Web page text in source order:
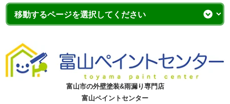
富山市の外壁塗装&雨漏り専門店
富山ペイントセンター